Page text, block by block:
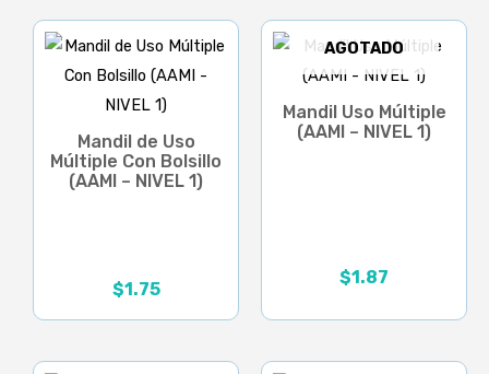
$5.75
hasta
$6.01
Mandil de Uso
Múltiple Con Bolsillo
(AAMI – NIVEL 1)
$1.75
AGOTADO
Mandil Uso Múltiple
(AAMI – NIVEL 1)
$1.87
Rango